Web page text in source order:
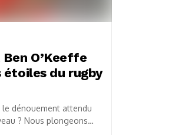
O’Keeffe
étoiles du rugby
dénouement attendu
? Nous plongeons